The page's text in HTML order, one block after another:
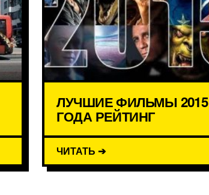
ЛУЧШИЕ ФИЛЬМЫ 2015
ГОДА РЕЙТИНГ
ЧИТАТЬ ➔